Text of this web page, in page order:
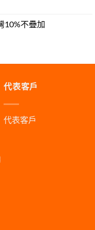
10%不疊加
代表客戶
代表客戶